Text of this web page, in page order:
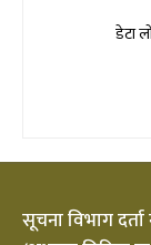
डेटा
सूचना विभाग